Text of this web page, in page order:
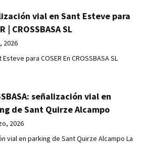
vial en Sant Esteve para
| CROSSBASA SL
2026
para COSER En CROSSBASA SL
señalización vial en
de Sant Quirze Alcampo
2026
vial en parking de Sant Quirze Alcampo La